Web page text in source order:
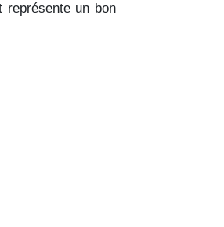
représente un bon